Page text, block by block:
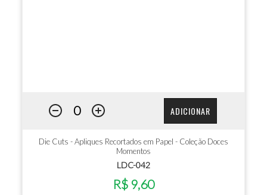
ADICIONAR
Die Cuts - Apliques Recortados em Papel - Coleção Doces
Momentos
LDC-042
R$ 9,60